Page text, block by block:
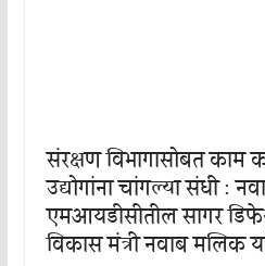
संरक्षण विभागासोबत काम
उद्योगांना चांगल्या संधी :
एमआयडीसीतील सागर
विकास मंत्री नवाब मलिक